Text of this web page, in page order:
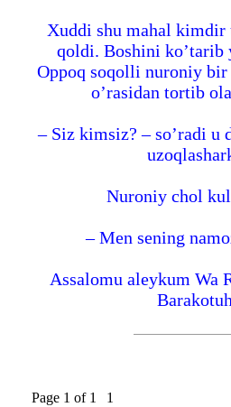
Xuddi shu mahal kimdir
qoldi. Boshini ko’tarib
Oppoq soqolli nuroniy bir
o’rasidan tortib
– Siz kimsiz? – so’radi u
Nuroniy chol
– Men sening
Assalomu aleykum Wa
Page 1 of 1 1